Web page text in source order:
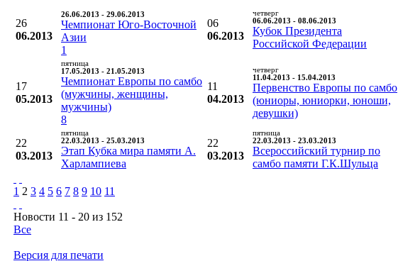
26
06.2013
26.06.2013 - 29.06.2013
Чемпионат Юго-Восточной
Азии
1
06
06.2013
четверг
06.06.2013 - 08.06.2013
Кубок Президента
Российской Федерации
17
05.2013
пятница
17.05.2013 - 21.05.2013
Чемпионат Европы по самбо
(мужчины, женщины,
мужчины)
8
11
04.2013
четверг
11.04.2013 - 15.04.2013
Первенство Европы по самбо
(юниоры, юниорки, юноши,
девушки)
22
03.2013
пятница
22.03.2013 - 25.03.2013
Этап Кубка мира памяти А.
Харлампиева
22
03.2013
пятница
22.03.2013 - 23.03.2013
Всероссийский турнир по
самбо памяти Г.К.Шульца
1 2 3 4 5 6 7 8 9 10 11
Новости 11 - 20 из 152
Все
Версия для печати